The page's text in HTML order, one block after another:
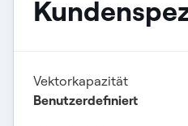
Vektorkapazität
Benutzerdefiniert